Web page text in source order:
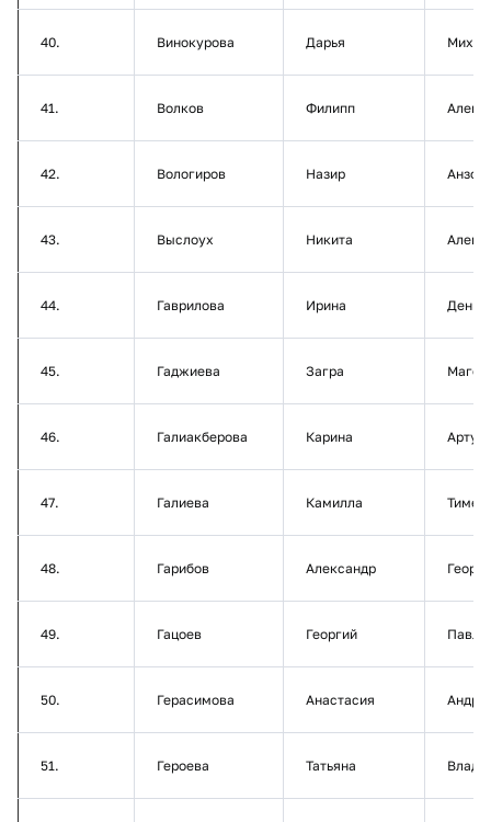
40. Винокурова Дарья
41. Волков Филипп
42. Вологиров Назир
43. Выслоух Никита
44. Гаврилова Ирина
45. Гаджиева Загра
46. Галиакберова Карина
47. Галиева Камилла
48. Гарибов Александр
49. Гацоев Георгий
50. Герасимова Анастасия
51. Героева Татьяна